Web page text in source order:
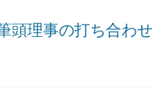
頭理事の打ち合わ